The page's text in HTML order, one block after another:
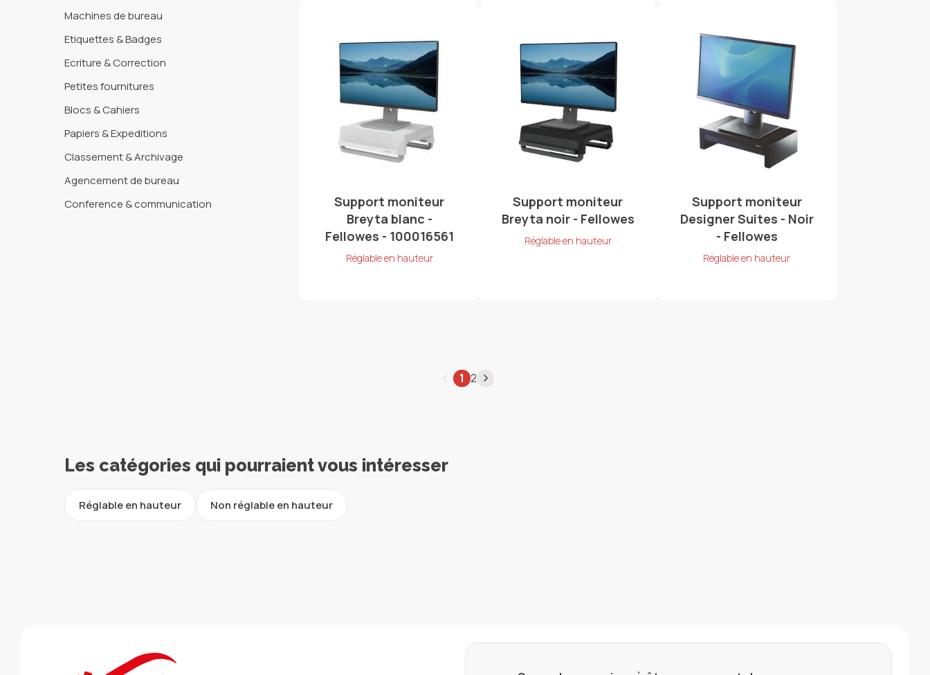
Machines de bureau
Etiquettes & Badges
Ecriture & Correction
Petites fournitures
Blocs & Cahiers
Papiers & Expeditions
Classement & Archivage
Agencement de bureau
Conference & communication
Support moniteur
Breyta blanc -
Fellowes - 100016561
Réglable en hauteur
Support moniteur
Breyta noir - Fellowes
Réglable en hauteur
Support moniteur
Designer Suites - Noir
- Fellowes
Réglable en hauteur
1 2
Les catégories qui pourraient vous intéresser
Réglable en hauteur Non réglable en hauteur